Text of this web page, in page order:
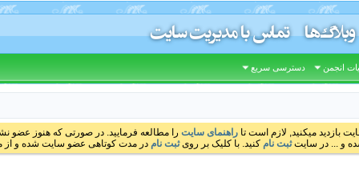
انجمن دسترسی سریع
وبلاگ‌ها تماس با مدیریت سایت
بازدید میکنید, لازم است تا راهنمای سایت را مطالعه فرمایید. در صورتی که هنوز عضو
و ... در سایتثبت نام کنید. با کلیک بر رویثبت نام در مدت کوتاهی عضو سایت شده و از